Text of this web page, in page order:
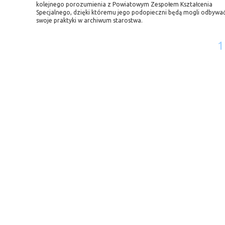
kolejnego porozumienia z Powiatowym Zespołem Kształcenia
Specjalnego, dzięki któremu jego podopieczni będą mogli
swoje praktyki w archiwum starostwa.
1